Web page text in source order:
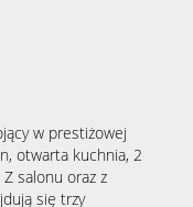
w prestiżowej
otwarta kuchnia, 2
Z salonu oraz z
się trzy